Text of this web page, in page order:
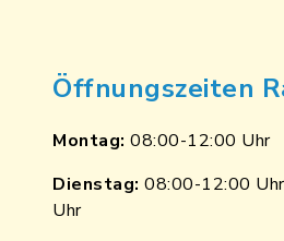
Öffnungszeiten
Montag: 08:00-12:00 Uhr
Dienstag: 08:00-12:00
Uhr